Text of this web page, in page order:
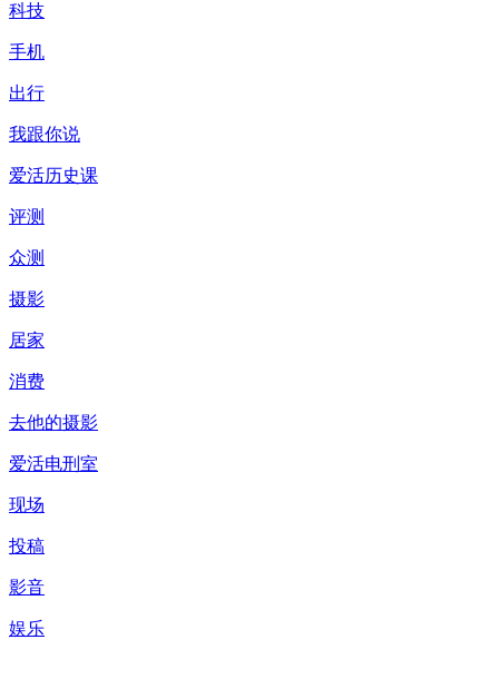
科技
手机
出行
我跟你说
爱活历史课
评测
众测
摄影
居家
消费
去他的摄影
爱活电刑室
现场
投稿
影音
娱乐